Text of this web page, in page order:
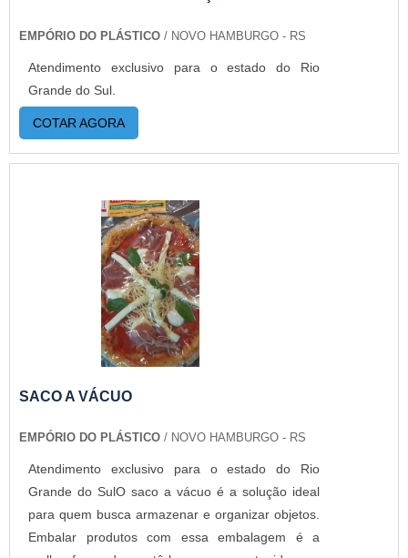
EMPÓRIO DO PLÁSTICO / NOVO HAMBURGO - RS
Atendimento exclusivo para o estado do Rio
Grande do Sul.
COTAR AGORA
SACO A VÁCUO
EMPÓRIO DO PLÁSTICO / NOVO HAMBURGO - RS
Atendimento exclusivo para o estado do Rio
Grande do SulO saco a vácuo é a solução ideal
para quem busca armazenar e organizar objetos.
Embalar produtos com essa embalagem é a